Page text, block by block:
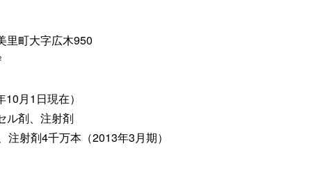
里町大字広木950
月1日現在）
ル剤、注射剤
射剤4千万本（2013年3月期）